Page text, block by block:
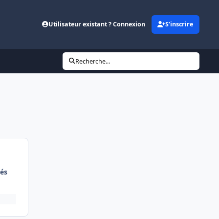
Utilisateur existant ? Connexion S’inscrire
Recherche...